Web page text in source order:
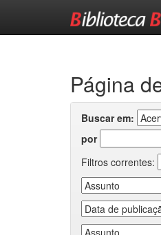
Página
Buscar em:
por
Filtros correntes: